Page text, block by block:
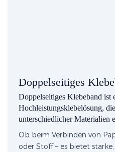
Doppelseitiges
Doppelseitiges Klebeband ist
Hochleistungsklebelösung,
unterschiedlicher Materialien
Ob beim Verbinden von
oder Stoff – es bietet